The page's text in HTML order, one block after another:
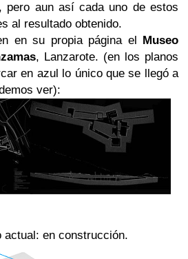
pero aun así cada uno de estos
al resultado obtenido.
en su propia página el
Museo
, Lanzarote. (en los planos
en azul lo único que se llegó a
ver):
actual: en construcción.